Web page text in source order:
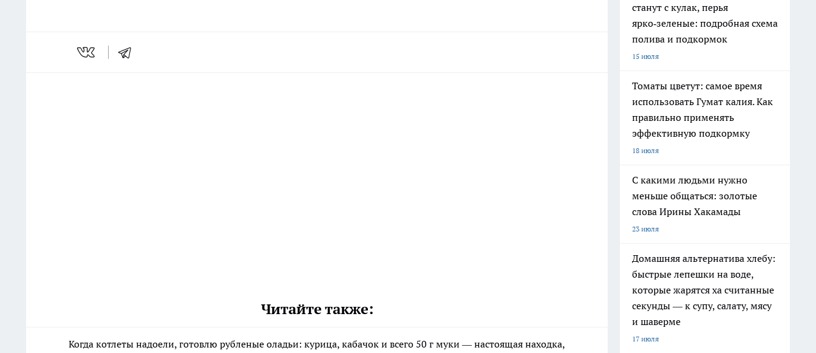
Читайте также:
Когда котлеты надоели, готовлю рубленые оладьи: курица, кабачок и всего 50 г муки — настоящая находка,
станут с кулак, перья
ярко‑зеленые: подробная схема
полива и подкормок
15 июля
Томаты цветут: самое время
использовать Гумат калия. Как
правильно применять
эффективную подкормку
18 июля
С какими людьми нужно
меньше общаться: золотые
слова Ирины Хакамады
23 июля
Домашняя альтернатива хлебу:
быстрые лепешки на воде,
которые жарятся ха считанные
секунды — к супу, салату, мясу
и шаверме
17 июля